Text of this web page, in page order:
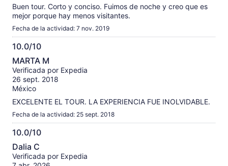
Buen tour. Corto y conciso. Fuimos de noche y creo que es
mejor porque hay menos visitantes.
Fecha de la actividad: 7 nov. 2019
10.0/10
10.0
de
10
MARTA M
Verificada por Expedia
26 sept. 2018
México
EXCELENTE EL TOUR. LA EXPERIENCIA FUE INOLVIDABLE.
Fecha de la actividad: 25 sept. 2018
10.0/10
10.0
de
10
Dalia C
Verificada por Expedia